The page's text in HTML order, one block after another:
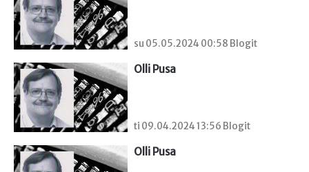
su 05.05.2024 00:58 Blogit
Olli Pusa
ti 09.04.2024 13:56 Blogit
Olli Pusa